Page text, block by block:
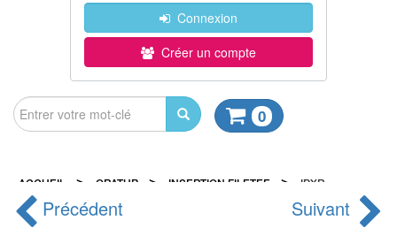
Connexion
Créer un compte
0
ACCUEIL > ORATUB > INSERTION FILETEE > IPXR
Précédent Suivant